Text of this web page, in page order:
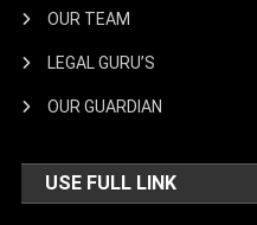
OUR TEAM
LEGAL GURU’S
OUR GUARDIAN
USE FULL LINK